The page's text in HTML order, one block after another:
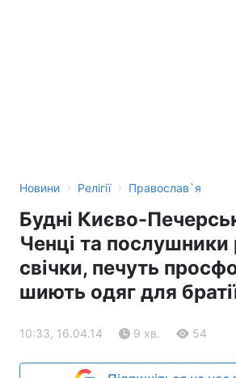
Новини › Релігії › Православ`я
Будні Києво-
Ченці та послушники
свічки, печуть
шиють одяг для
10:33, 16.04.14 9 хв. 54